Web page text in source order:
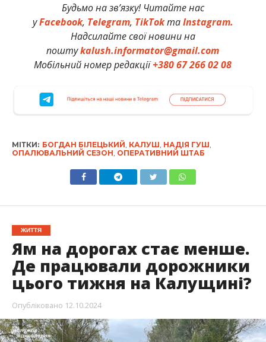
Будьмо на зв’язку! Читайте нас
уFacebook, Telegram, TikTokтаInstagram.
Надсилайте свої новини на
поштуkalush.informator@gmail.com
Мобільний номер редакції+380 67 266 02 08
МІТКИ: БОГДАН БІЛЕЦЬКИЙ, КАЛУШ, НАДІЯ ГУШ,
ОПАЛЮВАЛЬНИЙ СЕЗОН, ОПЕРАТИВНИЙ ШТАБ
ЖИТТЯ
Ям на дорогах стає менше.
Де працювали дорожники
цього тижня на Калущині?
Опубліковано 12.10.2024